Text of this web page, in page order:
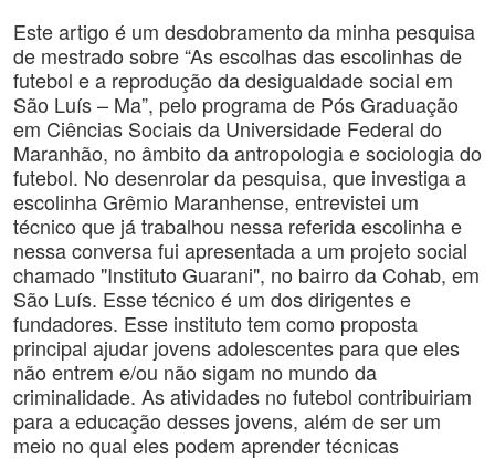
Este artigo é um desdobramento da minha pesquisa
de mestrado sobre “As escolhas das escolinhas de
futebol e a reprodução da desigualdade social em
São Luís – Ma”, pelo programa de Pós Graduação
em Ciências Sociais da Universidade Federal do
Maranhão, no âmbito da antropologia e sociologia do
futebol. No desenrolar da pesquisa, que investiga a
escolinha Grêmio Maranhense, entrevistei um
técnico que já trabalhou nessa referida escolinha e
nessa conversa fui apresentada a um projeto social
chamado "Instituto Guarani", no bairro da Cohab, em
São Luís. Esse técnico é um dos dirigentes e
fundadores. Esse instituto tem como proposta
principal ajudar jovens adolescentes para que eles
não entrem e/ou não sigam no mundo da
criminalidade. As atividades no futebol contribuiriam
para a educação desses jovens, além de ser um
meio no qual eles podem aprender técnicas